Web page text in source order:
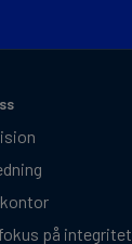
på integritet